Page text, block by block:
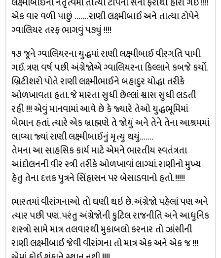
એક વાર વળી પાછું ……. રાણી લક્ષ્મીબાઈ અને તાત્યા ટોપેને
ગ્વાલિયર તરફ ભાગવું પડ્યું !!!!
૧૭ જૂને ગ્વાલિયરના યુદ્ધમાં રાણી લક્ષ્મીબાઈ વીરગતિ પામી
ગઈ. ત્રણ વર્ષ પછી અંગ્રેજોએ ગ્વાલિયરના કિલ્લાને કબજે કર્યો.
બ્રિટીશરો પોતે રાણી લક્ષ્મીભાઈને બહાદુર યોદ્ધા તરીકે
ઓળખાવતા હતા. જે મારતા સુધી છેલ્લાં શ્વાસ સુધી લડતી
રહી !!! એવું માનવામાં આવે છે કે જ્યારે તેઓ યુદ્ધભૂમિમાં
બેભાન હતાં. ત્યારે એક બ્રાહ્મણે તે જોયું અને તેને તેના આશ્રમમાં
લાવ્યા જ્યાં રાણી લક્ષ્મીબાઈનું મૃત્યુ થયું…….
તેમના આ સાહસિક કાર્ય માટે એમને ભારતીય સ્વતંત્રતા
આંદોલનની વીર સ્ત્રી તરીકે ઓળખાવાં લાગ્યાં. રાણીનો મુખ્ય
હેતુ તેના દત્તક પુત્રને સિંહાસન પર બેસાડવાનો હતો. !!!!!
ભારતમાં વીરાંગનાઓ તો ઘણી થઇ છે. અંગ્રેજો પહેલાં પણ અને
ત્યાર પછી પણ. પરંતુ અંગ્રેજોની કુટિલ રાજનીતિ અને આધુનિક
શસ્ત્રો સામે માત્ર તલવારથી મુકાબલો કરનાર તો ઝાંસીની
રાણી લક્ષ્મીબાઈ જેવી વીરાંગના તો માત્ર એક અને એક જ !!!